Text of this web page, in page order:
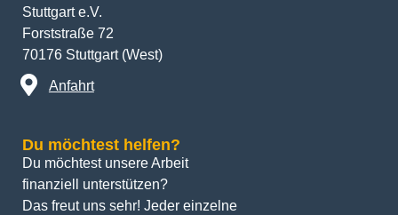
Stuttgart e.V.
Forststraße 72
70176 Stuttgart (West)
Anfahrt
Du möchtest helfen?
Du möchtest unsere Arbeit
finanziell unterstützen?
Das freut uns sehr! Jeder einzelne